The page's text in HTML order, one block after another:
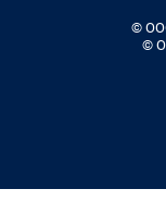
©
©